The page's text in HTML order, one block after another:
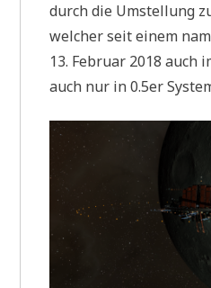
durch die Umstellung
welcher seit einem
13. Februar 2018 auch
auch nur in 0.5er